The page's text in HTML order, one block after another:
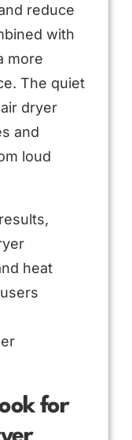
reduce
with
more
The quiet
dryer
and
loud
heat
for